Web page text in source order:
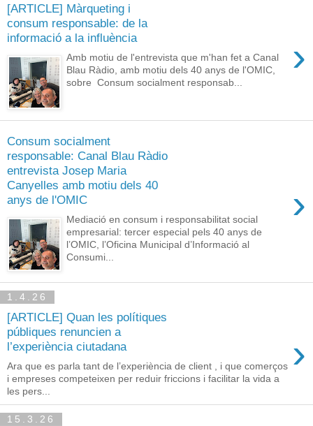
[ARTICLE] Màrqueting i
consum responsable: de la
informació a la influència
›
Amb motiu de l'entrevista que m'han fet a Canal
Blau Ràdio, amb motiu dels 40 anys de l'OMIC,
sobre Consum socialment responsab...
Consum socialment
responsable: Canal Blau Ràdio
entrevista Josep Maria
Canyelles amb motiu dels 40
anys de l'OMIC
›
Mediació en consum i responsabilitat social
empresarial: tercer especial pels 40 anys de
l’OMIC, l’Oficina Municipal d’Informació al
Consumi...
1.4.26
[ARTICLE] Quan les polítiques
públiques renuncien a
l’experiència ciutadana
›
Ara que es parla tant de l’experiència de client , i que comerços
i empreses competeixen per reduir friccions i facilitar la vida a
les pers...
15.3.26